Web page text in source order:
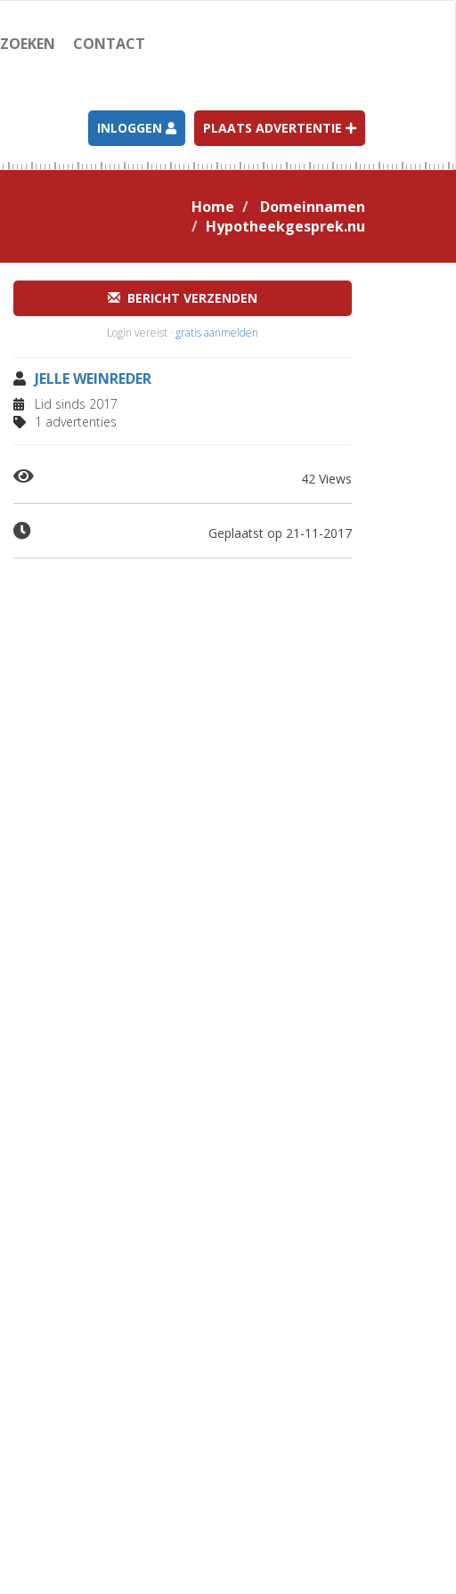
ZOEKEN CONTACT
INLOGGEN PLAATS ADVERTENTIE
Home
Domeinnamen
Hypotheekgesprek.nu
BERICHT VERZENDEN
Login vereist · gratis aanmelden
JELLE WEINREDER
Lid sinds 2017
1 advertenties
42 Views
Geplaatst op 21-11-2017